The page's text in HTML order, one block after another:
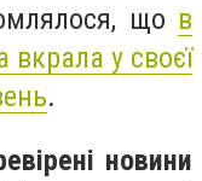
що в
вкрала у своєї
.
новини